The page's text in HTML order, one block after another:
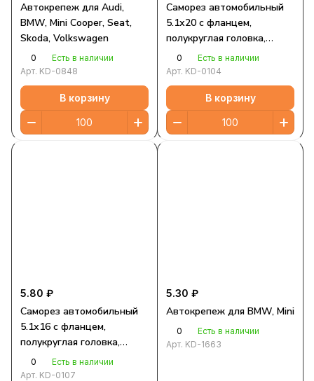
Автокрепеж для Audi,
BMW, Mini Cooper, Seat,
Skoda, Volkswagen
0
Есть в наличии
Арт. KD-0848
В корзину
Саморез автомобильный
5.1х20 с фланцем,
полукруглая головка,
черный
0
Есть в наличии
Арт. KD-0104
В корзину
5.80 ₽
Саморез автомобильный
5.1х16 с фланцем,
полукруглая головка,
серебристый, Torx
0
Есть в наличии
Арт. KD-0107
5.30 ₽
Автокрепеж для BMW, Mini
0
Есть в наличии
Арт. KD-1663